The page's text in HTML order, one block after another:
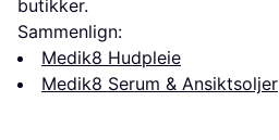
butikker.
Sammenlign:
Medik8 Hudpleie
Medik8 Serum & Ansiktsoljer